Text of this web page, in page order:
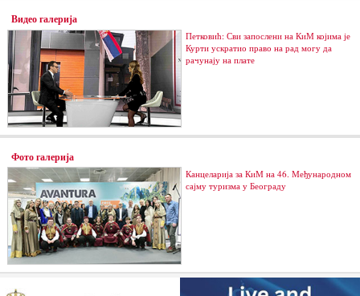
Видео галерија
Петковић: Сви запослени на КиМ којима је
Курти ускратио право на рад могу да
рачунају на плате
Фото галерија
Канцеларија за КиМ на 46. Међународном
сајму туризма у Београду